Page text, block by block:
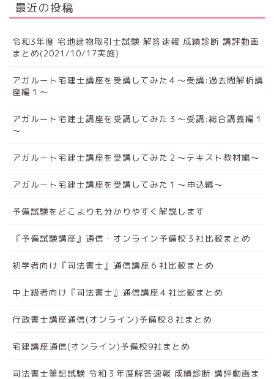
最近の投稿
令和3年度 宅地建物取引士試験 解答速報 成績診断 講評動画
まとめ(2021/10/17実施)
アガルート宅建士講座を受講してみた４～受講:過去問解析講
座編１～
アガルート宅建士講座を受講してみた３～受講:総合講義編１
～
アガルート宅建士講座を受講してみた２～テキスト教材編～
アガルート宅建士講座を受講してみた１～申込編～
予備試験をどこよりも分かりやすく解説します
『予備試験講座』通信・オンライン予備校３社比較まとめ
初学者向け『司法書士』通信講座６社比較まとめ
中上級者向け『司法書士』通信講座４社比較まとめ
行政書士講座通信(オンライン)予備校８社まとめ
宅建講座通信(オンライン)予備校9社まとめ
司法書士筆記試験 令和３年度解答速報 成績診断 講評動画ま